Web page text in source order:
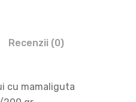
Recenzii (0)
cu mamaliguta